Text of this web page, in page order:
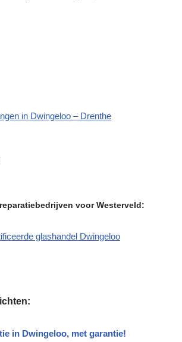
in Dwingeloo – Drenthe
voor Westerveld:
glashandel Dwingeloo
in Dwingeloo, met garantie!